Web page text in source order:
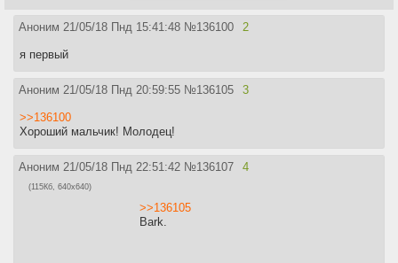
Аноним 21/05/18 Пнд 15:41:48 №136100 2
я первый
Аноним 21/05/18 Пнд 20:59:55 №136105 3
>>136100
Хороший мальчик! Молодец!
Аноним 21/05/18 Пнд 22:51:42 №136107 4
(115Кб, 640x640)
>>136105
Bark.